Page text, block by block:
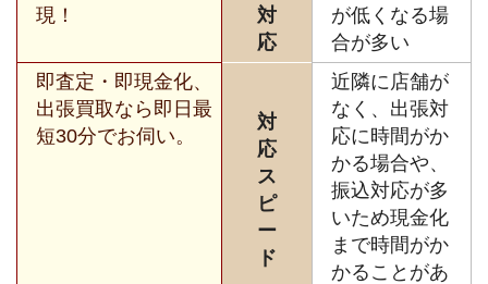
現！
対
応
が低くなる場
合が多い
即査定・即現金化、
出張買取なら即日最
短30分でお伺い。
対
応
ス
ピ
ー
ド
近隣に店舗が
なく、出張対
応に時間がか
かる場合や、
振込対応が多
いため現金化
まで時間がか
かることがあ